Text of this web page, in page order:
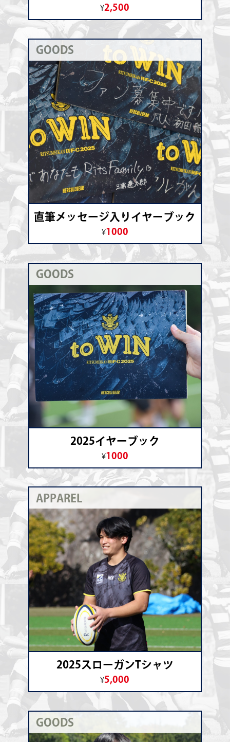
¥2,500
GOODS
直筆メッセージ入りイヤーブック
¥1000
GOODS
2025イヤーブック
¥1000
APPAREL
2025スローガンTシャツ
¥5,000
GOODS